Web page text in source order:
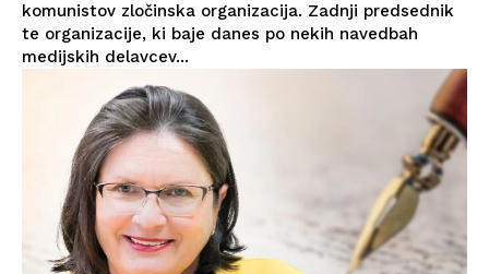
komunistov zločinska organizacija. Zadnji predsednik
te organizacije, ki baje danes po nekih navedbah
medijskih delavcev...